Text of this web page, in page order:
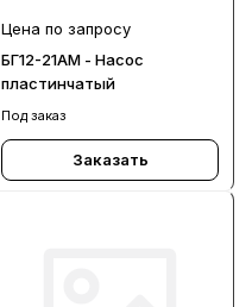
Цена по запросу
БГ12-21АМ - Насос
пластинчатый
Под заказ
Заказать